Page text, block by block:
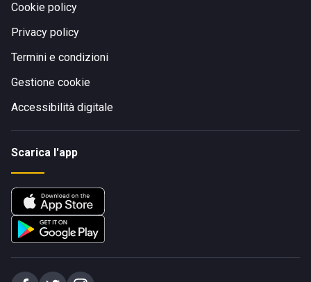
Cookie policy
Privacy policy
Termini e condizioni
Gestione cookie
Accessibilità digitale
Scarica l'app